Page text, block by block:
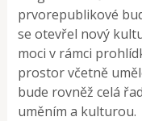
prvorepublikové
se otevřel nový
moci v rámci
prostor včetně
bude rovněž celá
uměním a kulturou.